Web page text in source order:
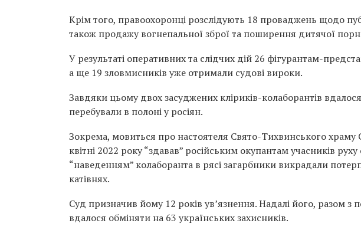
Крім того, правоохоронці розслідують 18 проваджень щодо
також продажу вогнепальної зброї та поширення дитячої
У результаті оперативних та слідчих дій 26 фігурантам-
а ще 19 зловмисників уже отримали судові вироки.
Завдяки цьому двох засуджених кліриків-колаборантів
перебували в полоні у росіян.
Зокрема, мовиться про настоятеля Свято-Тихвинського
квітні 2022 року “здавав” російським окупантам учасників
“наведенням” колаборанта в рясі загарбники викрадали
катівнях.
Суд призначив йому 12 років ув’язнення. Надалі його, разом
вдалося обміняти на 63 українських захисників.